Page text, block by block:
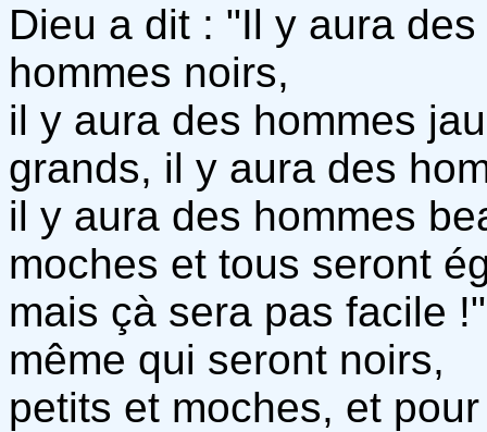
Dieu a dit : "Il y aura
hommes noirs,
il y aura des hommes
grands, il y aura des
il y aura des hommes
moches et tous seront
mais çà sera pas facile
même qui seront noirs,
petits et moches, et